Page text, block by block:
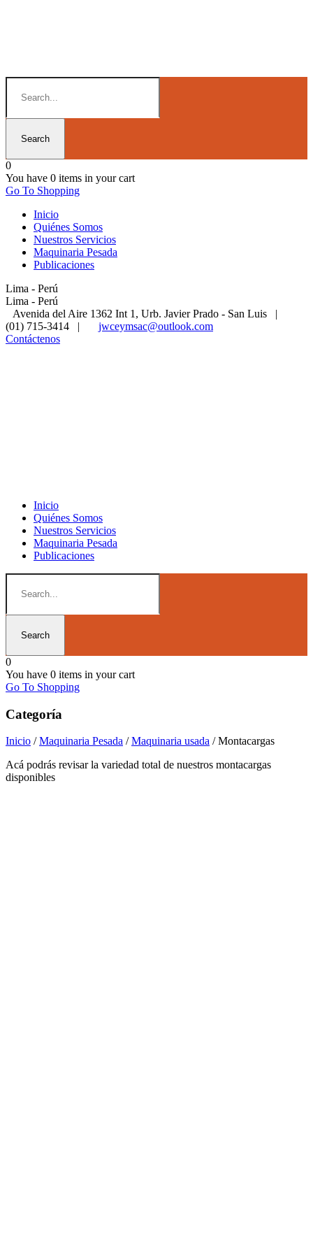
0
You have 0 items in your cart
Go To Shopping
Inicio
Quiénes Somos
Nuestros Servicios
Maquinaria Pesada
Publicaciones
Lima - Perú
Lima - Perú
Avenida del Aire 1362 Int 1, Urb. Javier Prado - San Luis
|
(01) 715-3414
|
jwceymsac@outlook.com
Contáctenos
Inicio
Quiénes Somos
Nuestros Servicios
Maquinaria Pesada
Publicaciones
0
You have 0 items in your cart
Go To Shopping
Categoría
Inicio /Maquinaria Pesada /Maquinaria usada / Montacargas
Acá podrás revisar la variedad total de nuestros montacargas
disponibles